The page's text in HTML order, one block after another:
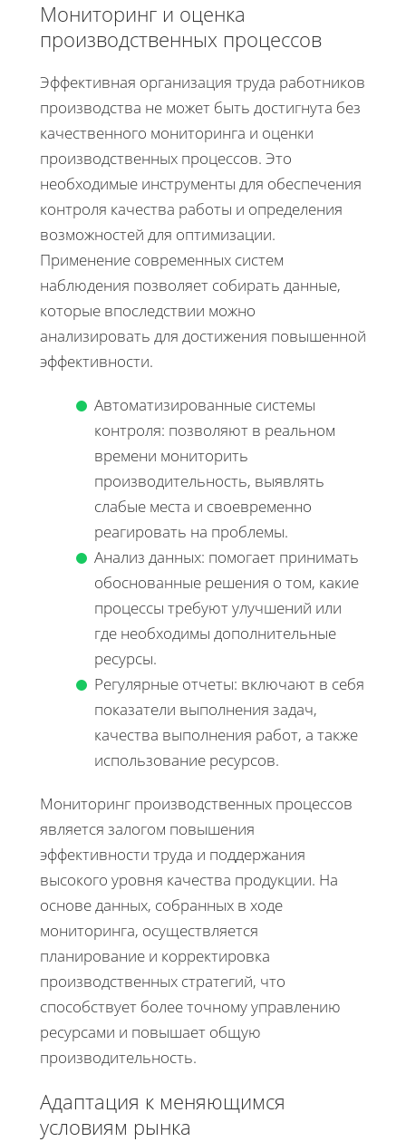
Мониторинг и оценка
производственных процессов
Эффективная организация труда работников
производства не может быть достигнута без
качественного мониторинга и оценки
производственных процессов. Это
необходимые инструменты для обеспечения
контроля качества работы и определения
возможностей для оптимизации.
Применение современных систем
наблюдения позволяет собирать данные,
которые впоследствии можно
анализировать для достижения повышенной
эффективности.
Автоматизированные системы
контроля: позволяют в реальном
времени мониторить
производительность, выявлять
слабые места и своевременно
реагировать на проблемы.
Анализ данных: помогает принимать
обоснованные решения о том, какие
процессы требуют улучшений или
где необходимы дополнительные
ресурсы.
Регулярные отчеты: включают в себя
показатели выполнения задач,
качества выполнения работ, а также
использование ресурсов.
Мониторинг производственных процессов
является залогом повышения
эффективности труда и поддержания
высокого уровня качества продукции. На
основе данных, собранных в ходе
мониторинга, осуществляется
планирование и корректировка
производственных стратегий, что
способствует более точному управлению
ресурсами и повышает общую
производительность.
Адаптация к меняющимся
условиям рынка